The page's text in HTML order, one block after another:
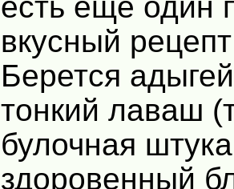
есть еще один
вкусный
Берется
тонкий лаваш
булочная
здоровенный